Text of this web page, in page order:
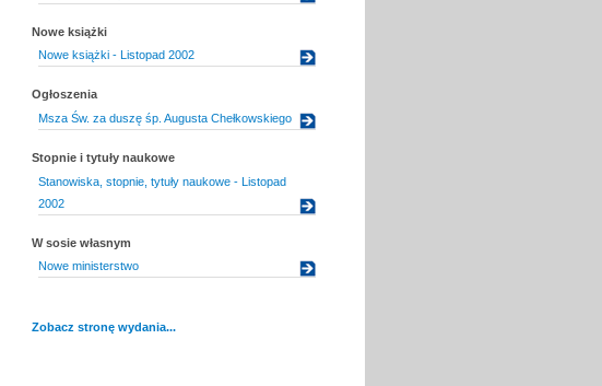
Nowe książki
Nowe książki - Listopad 2002
Ogłoszenia
Msza Św. za duszę śp. Augusta Chełkowskiego
Stopnie i tytuły naukowe
Stanowiska, stopnie, tytuły naukowe - Listopad
2002
W sosie własnym
Nowe ministerstwo
Zobacz stronę wydania...